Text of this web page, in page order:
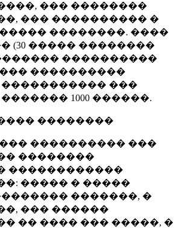
��� ��������
��� ���������� �
��������. ����
(30 ����� ��������
����������
����������
���
������� 1000 ������.
��������
���������� ���
��������
������������
����� � �����
�������, �
��� ������
�� ���� ��� �����, �